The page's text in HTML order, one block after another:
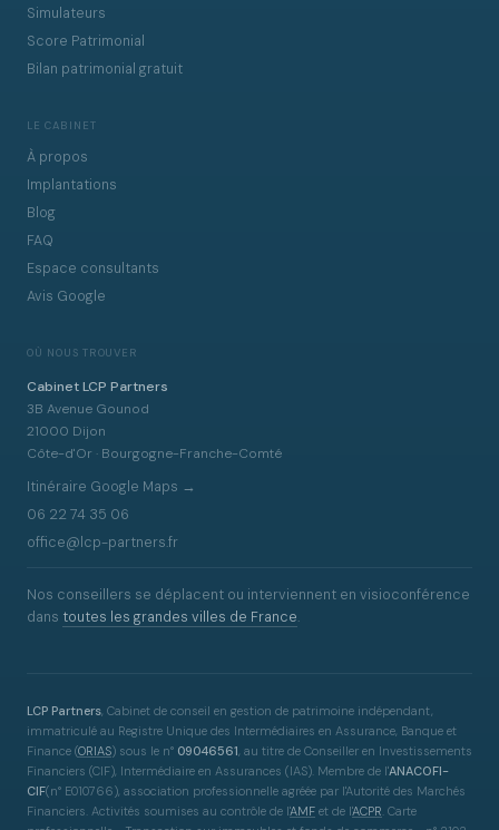
Simulateurs
Score Patrimonial
Bilan patrimonial gratuit
LE CABINET
À propos
Implantations
Blog
FAQ
Espace consultants
Avis Google
OÙ NOUS TROUVER
Cabinet LCP Partners
3B Avenue Gounod
21000 Dijon
Côte-d'Or · Bourgogne-Franche-Comté
Itinéraire Google Maps →
06 22 74 35 06
office@lcp-partners.fr
Nos conseillers se déplacent ou interviennent en visioconférence
dans toutes les grandes villes de France.
LCP Partners, Cabinet de conseil en gestion de patrimoine indépendant,
immatriculé au Registre Unique des Intermédiaires en Assurance, Banque et
Finance (ORIAS) sous le n° 09046561, au titre de Conseiller en Investissements
Financiers (CIF), Intermédiaire en Assurances (IAS). Membre de l'ANACOFI-
CIF(n° E010766), association professionnelle agréée par l'Autorité des Marchés
Financiers. Activités soumises au contrôle de l'AMF et de l'ACPR. Carte